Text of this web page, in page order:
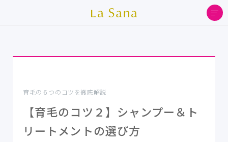
育毛の６つのコツを徹底解説
【育毛のコツ２】シャンプー＆ト
リートメントの選び方